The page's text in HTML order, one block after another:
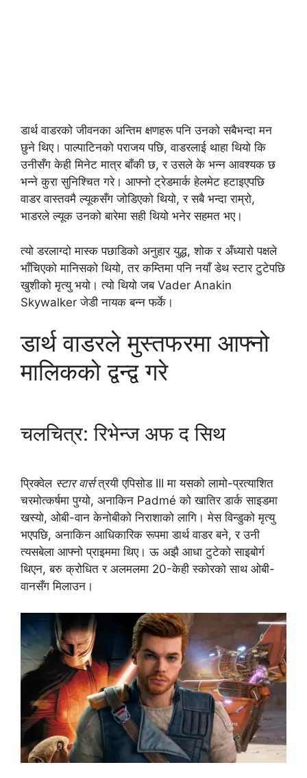
डार्थ वाडरको जीवनका अन्तिम क्षणहरू पनि उनको सबैभन्दा मन
छुने थिए। पाल्पाटिनको पराजय पछि, वाडरलाई थाहा थियो कि
उनीसँग केही मिनेट मात्र बाँकी छ, र उसले के भन्न आवश्यक छ
भन्ने कुरा सुनिश्चित गरे। आफ्नो ट्रेडमार्क हेलमेट हटाइएपछि
वाडर वास्तवमै ल्यूकसँग जोडिएको थियो, र सबै भन्दा राम्रो,
भाडरले ल्यूक उनको बारेमा सही थियो भनेर सहमत भए।
त्यो डरलाग्दो मास्क पछाडिको अनुहार युद्ध, शोक र अँध्यारो पक्षले
भाँचिएको मानिसको थियो, तर कम्तिमा पनि नयाँ डेथ स्टार टुटेपछि
खुशीको मृत्यु भयो। त्यो थियो जब Vader Anakin
Skywalker जेडी नायक बन्न फर्के।
डार्थ वाडरले मुस्तफरमा आफ्नो
मालिकको द्वन्द्व गरे
चलचित्र: रिभेन्ज अफ द सिथ
प्रिक्वेल स्टार वार्सत्रयी एपिसोड III मा यसको लामो-प्रत्याशित
चरमोत्कर्षमा पुग्यो, अनाकिन Padmé को खातिर डार्क साइडमा
खस्यो, ओबी-वान केनोबीको निराशाको लागि। मेस विन्डुको मृत्यु
भएपछि, अनाकिन आधिकारिक रूपमा डार्थ वाडर बने, र उनी
त्यसबेला आफ्नो प्राइममा थिए। ऊ अझै आधा टुटेको साइबोर्ग
थिएन, बरु क्रोधित र अलमलमा 20-केही स्कोरको साथ ओबी-
वानसँग मिलाउन।